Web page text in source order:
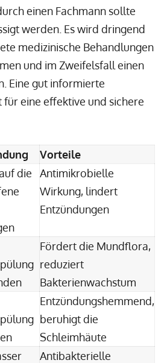
einen Fachmann sollte
werden. Es wird dringend
medizinische Behandlungen
und im Zweifelsfall einen
Eine gut informierte
für eine effektive und sichere
Vorteile
die
Antimikrobielle
Wirkung, lindert
Entzündungen
Fördert die Mundflora,
reduziert
Bakterienwachstum
Entzündungshemmend,
beruhigt die
Schleimhäute
Antibakterielle